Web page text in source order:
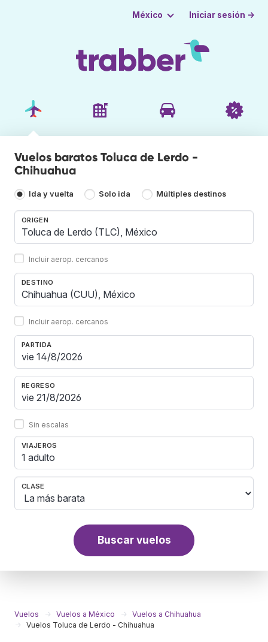
México Iniciar sesión →
Vuelos baratos Toluca de Lerdo -
Chihuahua
Ida y vuelta Solo ida Múltiples destinos
ORIGEN
Incluir aerop. cercanos
DESTINO
Incluir aerop. cercanos
PARTIDA
REGRESO
Sin escalas
VIAJEROS
1 adulto
CLASE
Buscar vuelos
Vuelos Vuelos a México
Vuelos a Chihuahua
Vuelos Toluca de Lerdo - Chihuahua